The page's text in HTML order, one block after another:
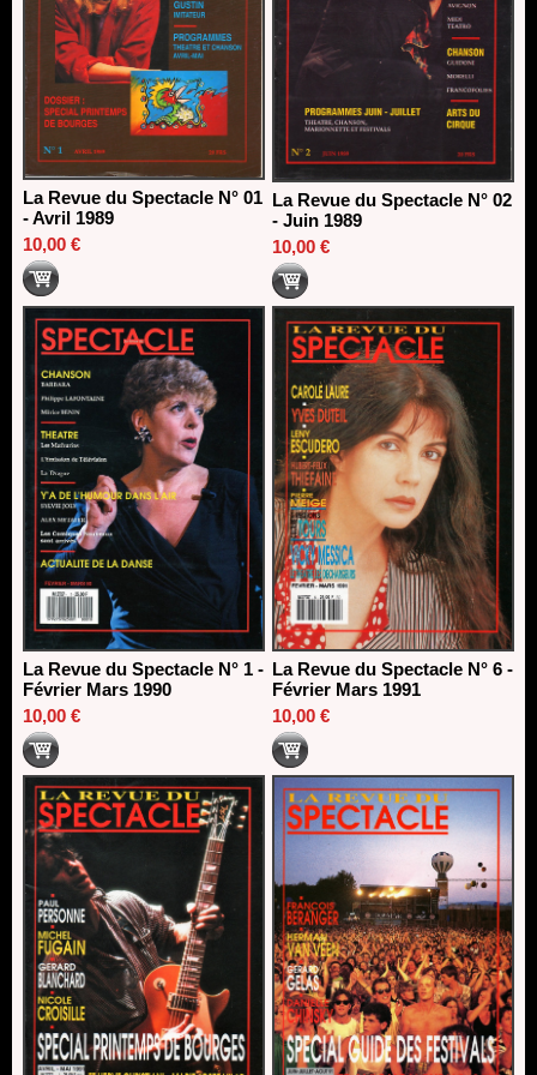
La Revue du Spectacle N° 01
- Avril 1989
10,00 €
La Revue du Spectacle N° 02
- Juin 1989
10,00 €
La Revue du Spectacle N° 1 -
Février Mars 1990
10,00 €
La Revue du Spectacle N° 6 -
Février Mars 1991
10,00 €